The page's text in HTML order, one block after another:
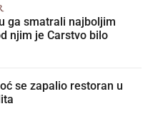
ga smatrali najboljim
njim je Carstvo bilo